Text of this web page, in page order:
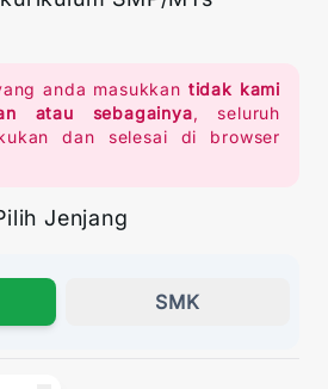
anda masukkan tidak kami
atau sebagainya, seluruh
dan selesai di browser
Jenjang
SMK